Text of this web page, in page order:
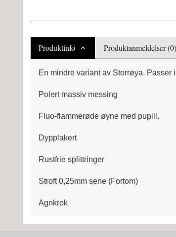
Produktinfo Produktanmeldelser (0)
En mindre variant av Storrøya.
Polert massiv messing
Fluo-flammerøde øyne med pupill.
Dypplakert
Rustfrie splittringer
Stroft 0,25mm sene (Fortom)
Agnkrok